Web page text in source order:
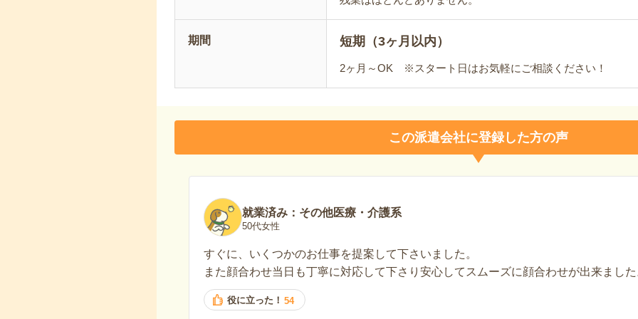
期間 短期（3ヶ月以内）
2ヶ月～OK ※スタート日はお気軽にご相談ください！
この派遣会社に登録した方の声
就業済み：その他医療・介護系
50代女性
すぐに、いくつかのお仕事を提案して下さいました。
また顔合わせ当日も丁寧に対応して下さり安心してスムーズに顔合わせが出来まし
役に立った！ 54